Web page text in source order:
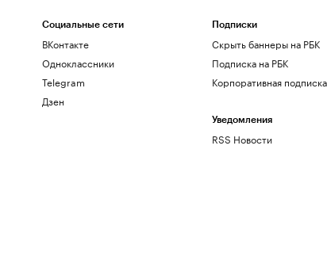
Социальные сети
ВКонтакте
Одноклассники
Telegram
Дзен
Подписки
Скрыть баннеры на РБК
Подписка на РБК
Корпоративная подписка
Уведомления
RSS Новости